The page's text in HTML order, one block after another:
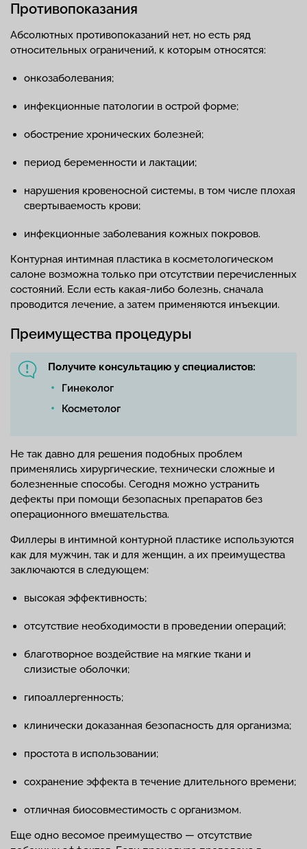
Противопоказания
Абсолютных противопоказаний нет, но есть ряд
относительных ограничений, к которым относятся:
онкозаболевания;
инфекционные патологии в острой форме;
обострение хронических болезней;
период беременности и лактации;
нарушения кровеносной системы, в том числе плохая
свертываемость крови;
инфекционные заболевания кожных покровов.
Контурная интимная пластика в косметологическом
салоне возможна только при отсутствии перечисленных
состояний. Если есть какая-либо болезнь, сначала
проводится лечение, а затем применяются инъекции.
Преимущества процедуры
Получите консультацию у специалистов:
Гинеколог
Косметолог
Не так давно для решения подобных проблем
применялись хирургические, технически сложные и
болезненные способы. Сегодня можно устранить
дефекты при помощи безопасных препаратов без
операционного вмешательства.
Филлеры в интимной контурной пластике используются
как для мужчин, так и для женщин, а их преимущества
заключаются в следующем:
высокая эффективность;
отсутствие необходимости в проведении операций;
благотворное воздействие на мягкие ткани и
слизистые оболочки;
гипоаллергенность;
клинически доказанная безопасность для организма;
простота в использовании;
сохранение эффекта в течение длительного времени;
отличная биосовместимость с организмом.
Еще одно весомое преимущество — отсутствие